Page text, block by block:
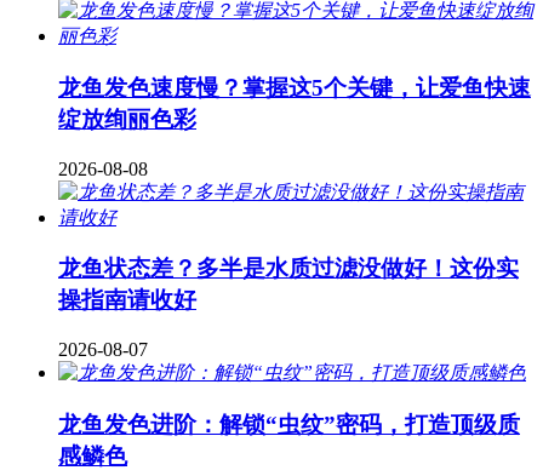
龙鱼发色速度慢？掌握这5个关键，让爱鱼快速
绽放绚丽色彩
2026-08-08
龙鱼状态差？多半是水质过滤没做好！这份实
操指南请收好
2026-08-07
龙鱼发色进阶：解锁“虫纹”密码，打造顶级质
感鳞色